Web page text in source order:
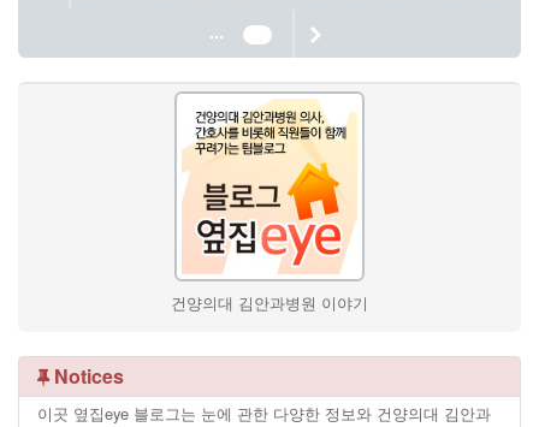
...
44
건양의대 김안과병원 이야기
Notices
이곳 옆집eye 블로그는 눈에 관한 다양한 정보와 건양의대 김안과